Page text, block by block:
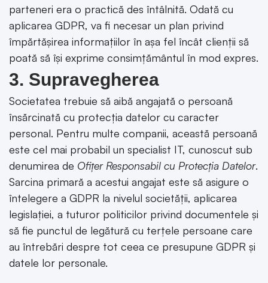
parteneri era o practică des întâlnită. Odată cu
aplicarea GDPR, va fi necesar un plan privind
împărtășirea informațiilor în așa fel încât clienții să
poată să își exprime consimțământul în mod expres.
3. Supravegherea
Societatea trebuie să aibă angajată o persoană
însărcinată cu protecția datelor cu caracter
personal. Pentru multe companii, această persoană
este cel mai probabil un specialist IT, cunoscut sub
denumirea de Ofițer Responsabil cu Protecția Datelor.
Sarcina primară a acestui angajat este să asigure o
întelegere a GDPR la nivelul societății, aplicarea
legislației, a tuturor politicilor privind documentele și
să fie punctul de legătură cu terțele persoane care
au întrebări despre tot ceea ce presupune GDPR și
datele lor personale.